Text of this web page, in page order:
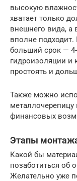
высокую
хватает только
внешнего вида, а
вполне
больший срок — 4-
гидроизоляции и
простоять и
Также можно
финансовых
Этапы
Какой бы
позаботиться об
Желательно уже